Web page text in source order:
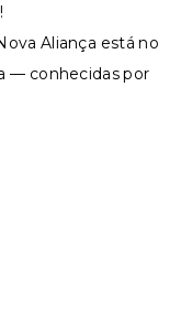
Aliança está no
— conhecidas por